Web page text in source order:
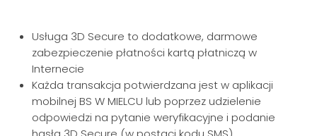
Usługa 3D Secure to dodatkowe, darmowe
zabezpieczenie płatności kartą płatniczą w
Internecie
Każda transakcja potwierdzana jest w aplikacji
mobilnej BS W MIELCU lub poprzez udzielenie
odpowiedzi na pytanie weryfikacyjne i podanie